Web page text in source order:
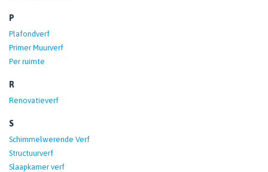
P
Plafondverf
Primer Muurverf
Per ruimte
R
Renovatieverf
S
Schimmelwerende Verf
Structuurverf
Slaapkamer verf